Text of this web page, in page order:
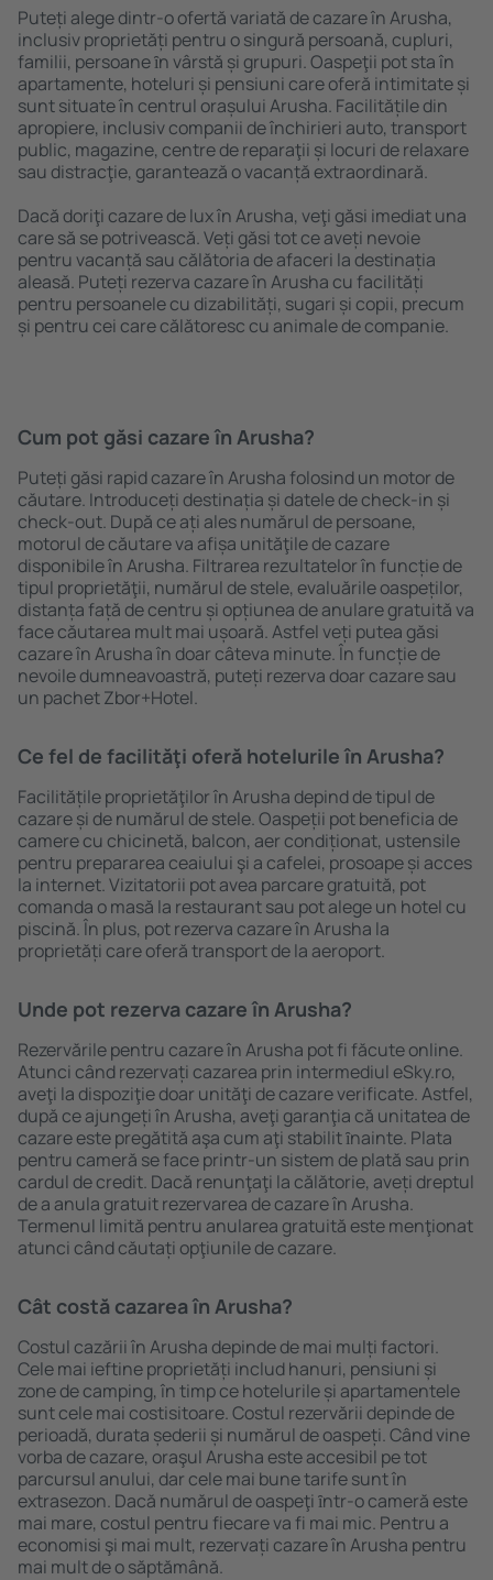
Puteți alege dintr-o ofertă variată de cazare în Arusha,
inclusiv proprietăți pentru o singură persoană, cupluri,
familii, persoane ȋn vârstă și grupuri. Oaspeţii pot sta în
apartamente, hoteluri și pensiuni care oferă intimitate și
sunt situate în centrul orașului Arusha. Facilitățile din
apropiere, inclusiv companii de închirieri auto, transport
public, magazine, centre de reparaţii și locuri de relaxare
sau distracţie, garantează o vacanță extraordinară.
Dacă doriţi cazare de lux în Arusha, veţi găsi imediat una
care să se potrivească. Veți găsi tot ce aveți nevoie
pentru vacanță sau călătoria de afaceri la destinația
aleasă. Puteți rezerva cazare în Arusha cu facilități
pentru persoanele cu dizabilități, sugari și copii, precum
și pentru cei care călătoresc cu animale de companie.
Cum pot găsi cazare în Arusha?
Puteți găsi rapid cazare în Arusha folosind un motor de
căutare. Introduceți destinația și datele de check-in și
check-out. După ce ați ales numărul de persoane,
motorul de căutare va afișa unităţile de cazare
disponibile în Arusha. Filtrarea rezultatelor în funcție de
tipul proprietăţii, numărul de stele, evaluările oaspeților,
distanța față de centru și opțiunea de anulare gratuită va
face căutarea mult mai ușoară. Astfel veți putea găsi
cazare în Arusha în doar câteva minute. În funcție de
nevoile dumneavoastră, puteți rezerva doar cazare sau
un pachet Zbor+Hotel.
Ce fel de facilităţi oferă hotelurile în Arusha?
Facilitățile proprietăţilor în Arusha depind de tipul de
cazare și de numărul de stele. Oaspeții pot beneficia de
camere cu chicinetă, balcon, aer condiționat, ustensile
pentru prepararea ceaiului şi a cafelei, prosoape și acces
la internet. Vizitatorii pot avea parcare gratuită, pot
comanda o masă la restaurant sau pot alege un hotel cu
piscină. În plus, pot rezerva cazare în Arusha la
proprietăți care oferă transport de la aeroport.
Unde pot rezerva cazare în Arusha?
Rezervările pentru cazare în Arusha pot fi făcute online.
Atunci când rezervați cazarea prin intermediul eSky.ro,
aveţi la dispoziţie doar unităţi de cazare verificate. Astfel,
după ce ajungeți în Arusha, aveţi garanţia că unitatea de
cazare este pregătită aşa cum aţi stabilit ȋnainte. Plata
pentru cameră se face printr-un sistem de plată sau prin
cardul de credit. Dacă renunţaţi la călătorie, aveți dreptul
de a anula gratuit rezervarea de cazare în Arusha.
Termenul limită pentru anularea gratuită este menţionat
atunci când căutați opţiunile de cazare.
Cât costă cazarea în Arusha?
Costul cazării în Arusha depinde de mai mulți factori.
Cele mai ieftine proprietăți includ hanuri, pensiuni și
zone de camping, în timp ce hotelurile și apartamentele
sunt cele mai costisitoare. Costul rezervării depinde de
perioadă, durata șederii și numărul de oaspeți. Când vine
vorba de cazare, oraşul Arusha este accesibil pe tot
parcursul anului, dar cele mai bune tarife sunt în
extrasezon. Dacă numărul de oaspeţi ȋntr-o cameră este
mai mare, costul pentru fiecare va fi mai mic. Pentru a
economisi şi mai mult, rezervați cazare în Arusha pentru
mai mult de o săptămână.